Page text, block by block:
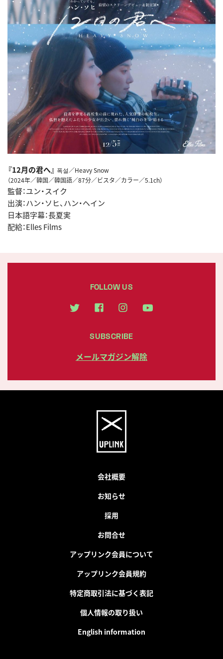
『12月の君へ』 폭설／Heavy Snow
（2024年／韓国／韓国語／87分／ビスタ／カラー／5.1ch）
監督：ユン・スイク
出演：ハン・ソヒ、ハン・ヘイン
日本語字幕：長夏実
配給：Elles Films
FOLLOW US
SUBSCRIBE
メールマガジン解除
会社概要
お知らせ
採用
お問合せ
アップリンク会員について
アップリンク会員規約
特定商取引法に基づく表記
個人情報の取り扱い
English information